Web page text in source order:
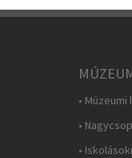
• Múzeumi
•
•